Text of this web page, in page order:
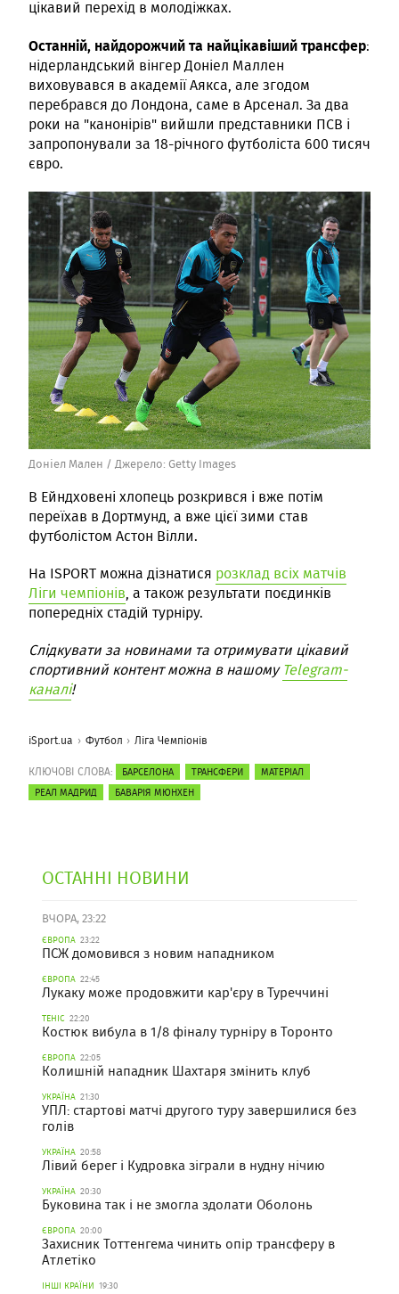
цікавий перехід в молодіжках.
Останній, найдорожчий та найцікавіший трансфер:
нідерландський вінгер Доніел Маллен
виховувався в академії Аякса, але згодом
перебрався до Лондона, саме в Арсенал. За два
роки на "канонірів" вийшли представники ПСВ і
запропонували за 18-річного футболіста 600 тисяч
євро.
Доніел Мален / Джерело: Getty Images
В Ейндховені хлопець розкрився і вже потім
переїхав в Дортмунд, а вже цієї зими став
футболістом Астон Вілли.
На ISPORT можна дізнатися розклад всіх матчів
Ліги чемпіонів, а також результати поєдинків
попередніх стадій турніру.
Слідкувати за новинами та отримувати цікавий
спортивний контент можна в нашомуTelegram-
каналі!
iSport.ua Футбол Ліга Чемпіонів
КЛЮЧОВІ СЛОВА: БАРСЕЛОНА ТРАНСФЕРИ
МАТЕРІАЛ
РЕАЛ МАДРИД
БАВАРІЯ МЮНХЕН
ОСТАННІ НОВИНИ
ВЧОРА, 23:22
ЄВРОПА 23:22
ПСЖ домовився з новим нападником
ЄВРОПА 22:45
Лукаку може продовжити кар'єру в Туреччині
ТЕНІС 22:20
Костюк вибула в 1/8 фіналу турніру в Торонто
ЄВРОПА 22:05
Колишній нападник Шахтаря змінить клуб
УКРАЇНА 21:30
УПЛ: стартові матчі другого туру завершилися без
голів
УКРАЇНА 20:58
Лівий берег і Кудровка зіграли в нудну нічию
УКРАЇНА 20:30
Буковина так і не змогла здолати Оболонь
ЄВРОПА 20:00
Захисник Тоттенгема чинить опір трансферу в
Атлетіко
ІНШІ КРАЇНИ 19:30